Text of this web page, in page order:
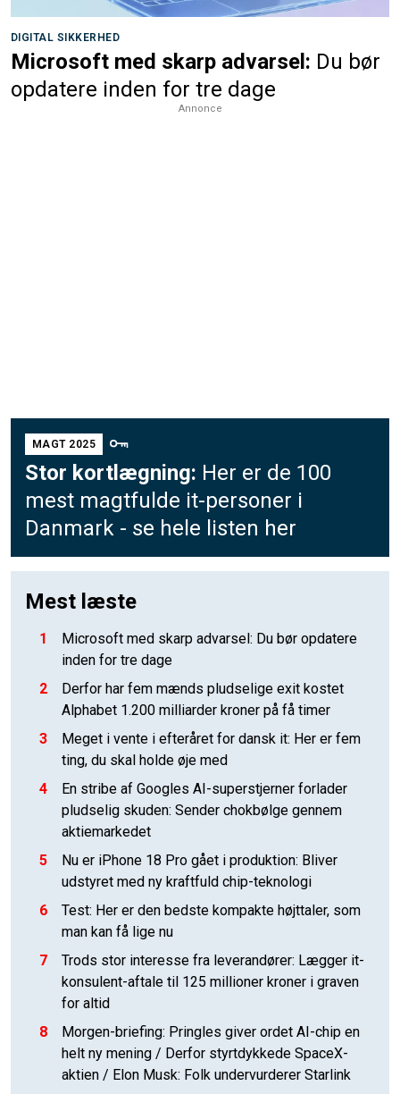
DIGITAL SIKKERHED
Microsoft med skarp advarsel: Du bør
opdatere inden for tre dage
Annonce
MAGT 2025
Stor kortlægning: Her er de 100
mest magtfulde it-personer i
Danmark - se hele listen her
Mest læste
1
Microsoft med skarp advarsel: Du bør opdatere
inden for tre dage
2
Derfor har fem mænds pludselige exit kostet
Alphabet 1.200 milliarder kroner på få timer
3
Meget i vente i efteråret for dansk it: Her er fem
ting, du skal holde øje med
4
En stribe af Googles AI-superstjerner forlader
pludselig skuden: Sender chokbølge gennem
aktiemarkedet
5
Nu er iPhone 18 Pro gået i produktion: Bliver
udstyret med ny kraftfuld chip-teknologi
6
Test: Her er den bedste kompakte højttaler, som
man kan få lige nu
7
Trods stor interesse fra leverandører: Lægger it-
konsulent-aftale til 125 millioner kroner i graven
for altid
8
Morgen-briefing: Pringles giver ordet AI-chip en
helt ny mening / Derfor styrtdykkede SpaceX-
aktien / Elon Musk: Folk undervurderer Starlink